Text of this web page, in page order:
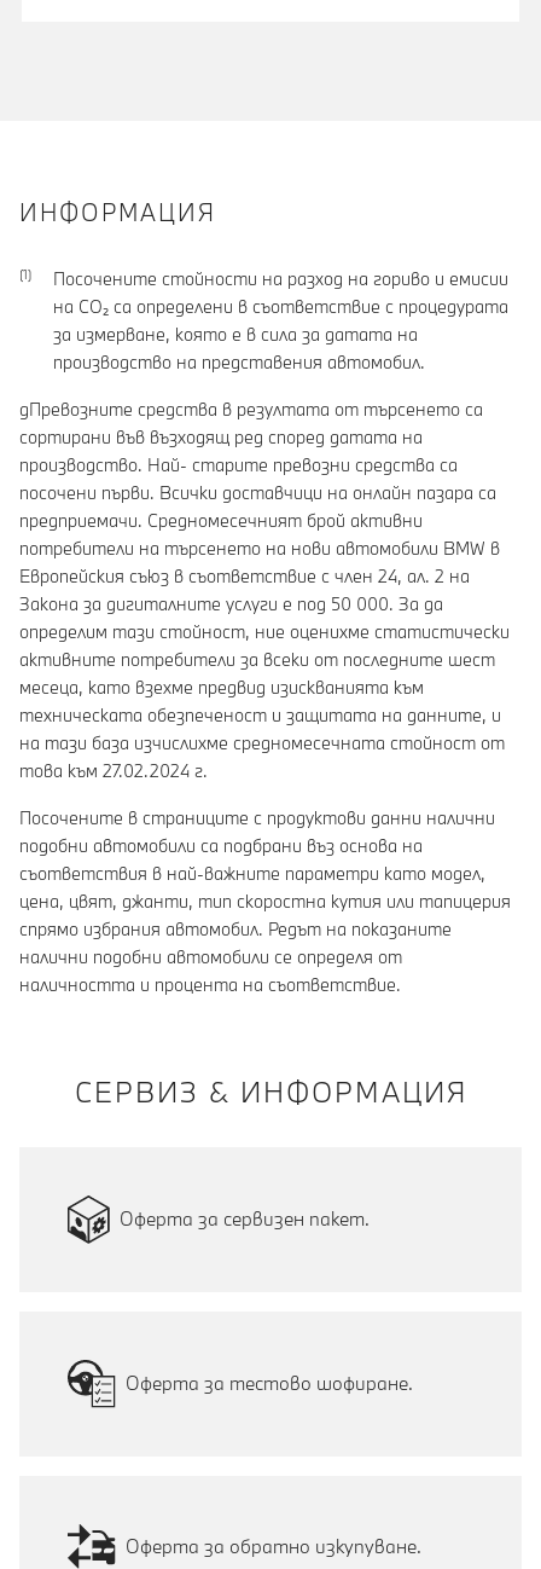
ИНФОРМАЦИЯ
Посочените стойности на разход на гориво и емисии
на CO₂ са определени в съответствие с процедурата
за измерване, която е в сила за датата на
производство на представения автомобил.
gПревозните средства в резултата от търсенето са
сортирани във възходящ ред според датата на
производство. Най- старите превозни средства са
посочени първи. Всички доставчици на онлайн пазара са
предприемачи. Средномесечният брой активни
потребители на търсенето на нови автомобили BMW в
Европейския съюз в съответствие с член 24, ал. 2 на
Закона за дигиталните услуги е под 50 000. За да
определим тази стойност, ние оценихме статистически
активните потребители за всеки от последните шест
месеца, като взехме предвид изискванията към
техническата обезпеченост и защитата на данните, и
на тази база изчислихме средномесечната стойност от
това към 27.02.2024 г.
Посочените в страниците с продуктови данни налични
подобни автомобили са подбрани въз основа на
съответствия в най-важните параметри като модел,
цена, цвят, джанти, тип скоростна кутия или тапицерия
спрямо избрания автомобил. Редът на показаните
налични подобни автомобили се определя от
наличността и процента на съответствие.
СЕРВИЗ & ИНФОРМАЦИЯ
Оферта за сервизен пакет.
Оферта за тестово шофиране.
Оферта за обратно изкупуване.